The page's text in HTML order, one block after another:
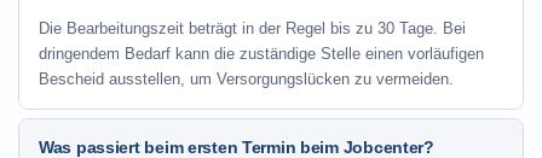
Die Bearbeitungszeit beträgt in der Regel bis zu 30 Tage. Bei
dringendem Bedarf kann die zuständige Stelle einen vorläufigen
Bescheid ausstellen, um Versorgungslücken zu vermeiden.
Was passiert beim ersten Termin beim Jobcenter?